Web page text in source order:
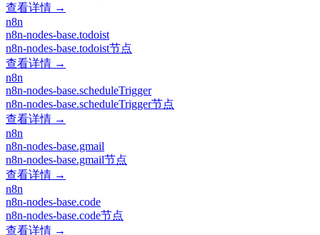
查看详情 →
n8n
n8n-nodes-base.todoist
n8n-nodes-base.todoist节点
查看详情 →
n8n
n8n-nodes-base.scheduleTrigger
n8n-nodes-base.scheduleTrigger节点
查看详情 →
n8n
n8n-nodes-base.gmail
n8n-nodes-base.gmail节点
查看详情 →
n8n
n8n-nodes-base.code
n8n-nodes-base.code节点
查看详情 →